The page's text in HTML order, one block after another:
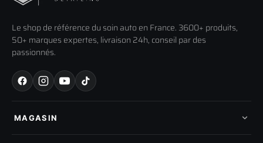
Le shop de référence du soin auto en France. 3600+ produits,
50+ marques expertes, livraison 24h, conseil par des
passionnés.
MAGASIN